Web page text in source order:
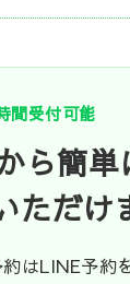
間受付可能
ら簡単
ただけ
はLINE予約